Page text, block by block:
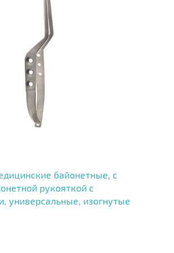
байонетные, с
рукояткой с
универсальные, изогнутые